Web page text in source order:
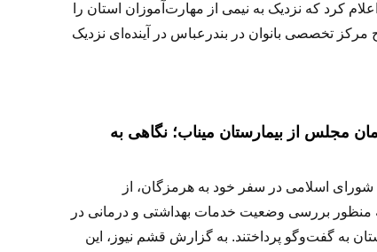
کرد که نزدیک به نیمی از مهارت‌آموزان استان را
مرکز تخصصی بانوان در بندرعباس در آینده‌ای نزدیک
مجلس از بیمارستان میناب؛ نگاهی به
اسلامی در سفر خود به هرمزگان، از
به منظور بررسی وضعیت خدمات بهداشتی و درمانی در
به گفت‌وگو پرداختند. به گزارش قشم نیوز، این